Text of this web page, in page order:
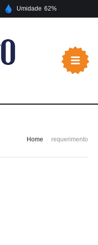
Umidade 62
Home requerimento